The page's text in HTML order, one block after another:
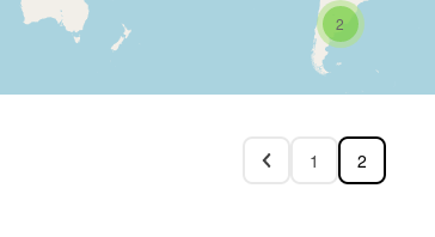
2
1 2